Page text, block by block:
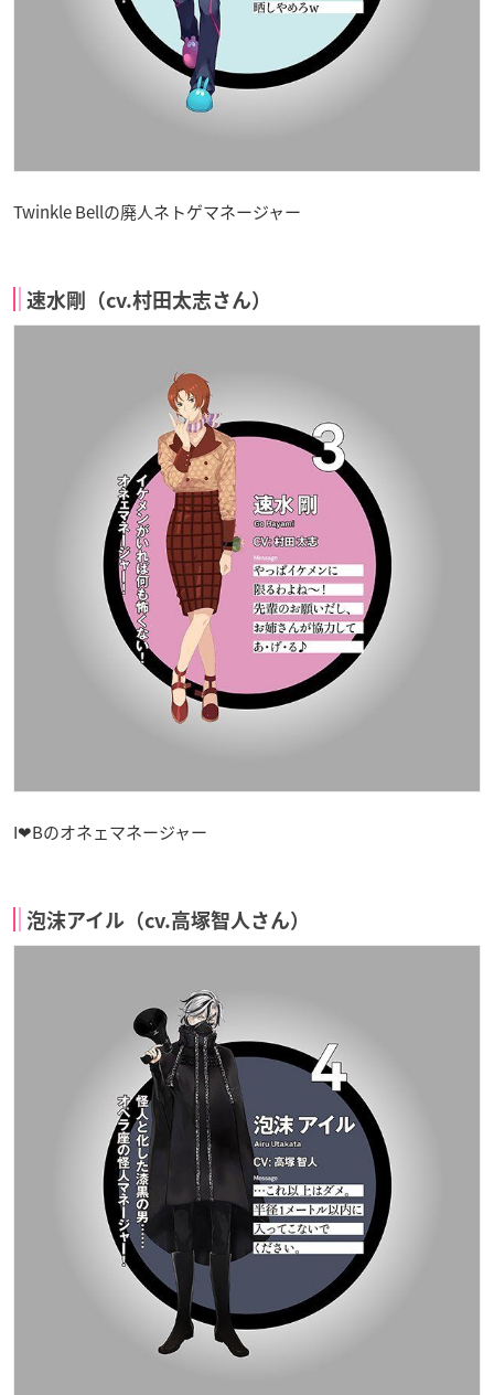
Twinkle Bellの廃人ネトゲマネージャー
速水剛（cv.村田太志さん）
I❤Bのオネェマネージャー
泡沫アイル（cv.高塚智人さん）